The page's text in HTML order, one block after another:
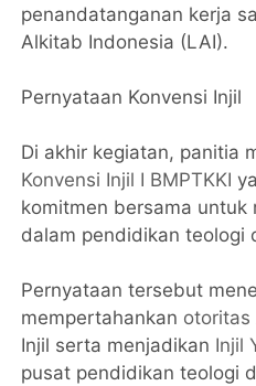
penandatanganan kerja
Alkitab Indonesia (LAI).
Pernyataan Konvensi Injil
Di akhir kegiatan, panitia
Konvensi Injil I BMPTKKI
komitmen bersama untuk
dalam pendidikan teologi
Pernyataan tersebut
mempertahankan otoritas
Injil serta menjadikan Injil
pusat pendidikan teologi